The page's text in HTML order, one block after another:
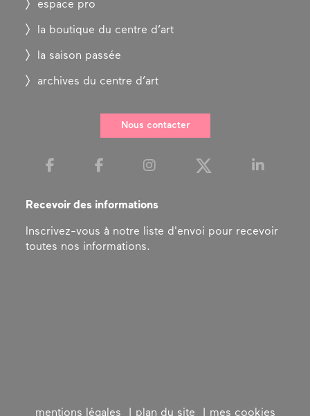
espace pro
la boutique du centre d’art
la saison passée
archives du centre d’art
Nous contacter
Recevoir des informations
Inscrivez-vous à notre liste d'envoi pour recevoir
toutes nos informations.
mentions légales plan du site mes cookies